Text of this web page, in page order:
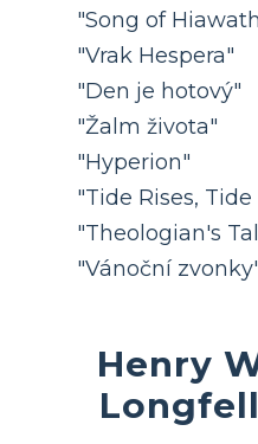
"Song of
"Vrak Hespera"
"Den je hotový"
"Žalm života"
"Hyperion"
"Tide Rises, Tide
"Theologian's
"Vánoční
Henry